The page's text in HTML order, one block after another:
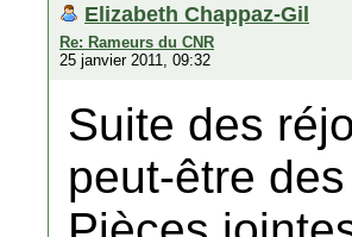
Elizabeth Chappaz-Gil
Re: Rameurs du CNR
25 janvier 2011, 09:32
Suite des
peut-être